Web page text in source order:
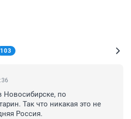
103
Новосибирске, по
Так что никакая это не
Россия.